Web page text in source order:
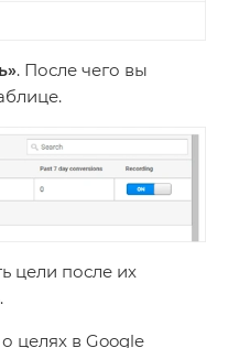
. После чего вы
цели после их
целях в Google